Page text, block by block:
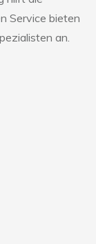
Service bieten
an.